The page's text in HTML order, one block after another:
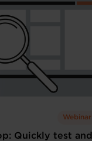
Webinar
Quickly test and